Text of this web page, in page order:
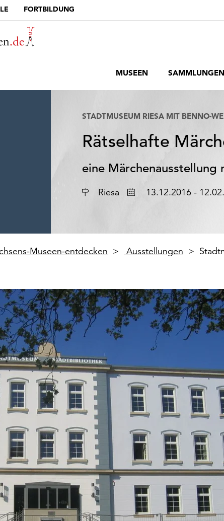
FORTBILDUNG
MUSEEN SAMMLUNGEN
STADTMUSEUM RIESA MIT BENNO-
Rätselhafte
eine
Ort Riesa Datum13.12.2016 -
Museen-entdecken Ausstellungen